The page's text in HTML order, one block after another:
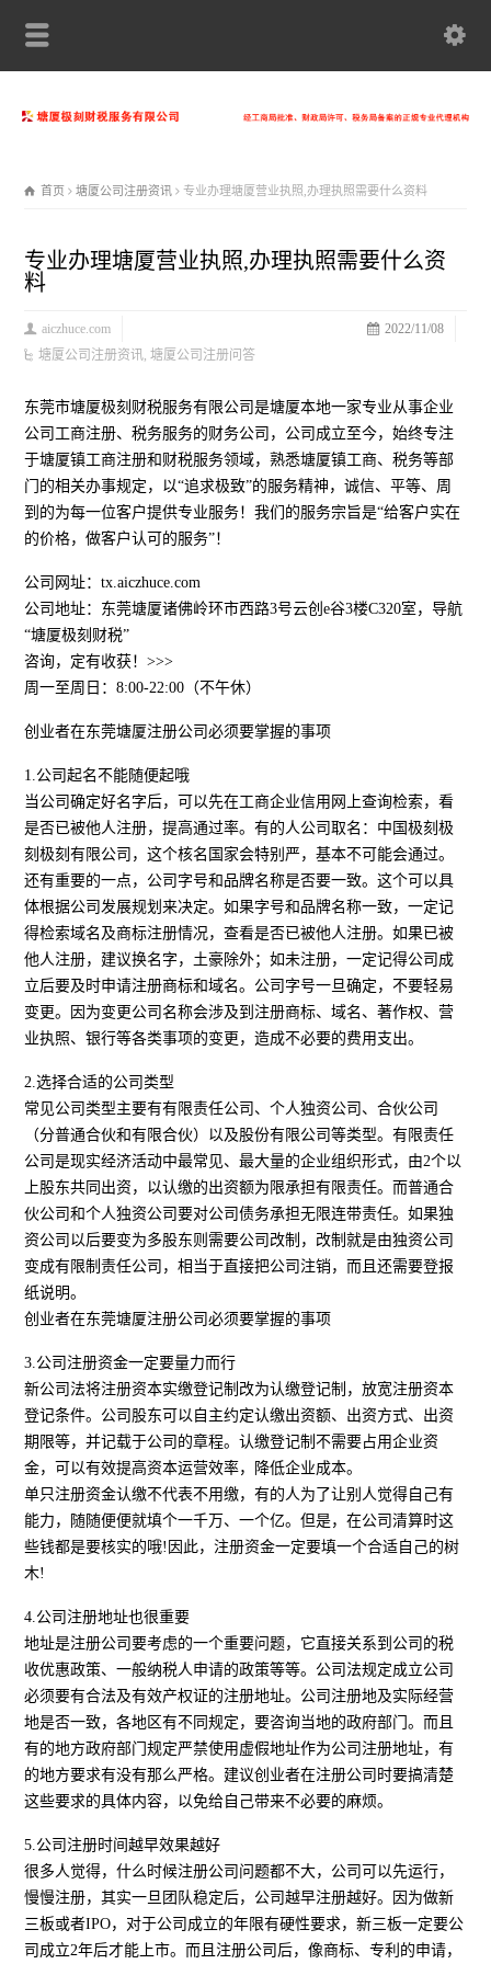
首页 塘厦公司注册资讯 专业办理塘厦营业执照,办理执照需要什么资料
专业办理塘厦营业执照,办理执照需要什么资
料
2022/11/08
aiczhuce.com
塘厦公司注册资讯,塘厦公司注册问答
东莞市塘厦极刻财税服务有限公司是塘厦本地一家专业从事企业
公司工商注册、税务服务的财务公司，公司成立至今，始终专注
于塘厦镇工商注册和财税服务领域，熟悉塘厦镇工商、税务等部
门的相关办事规定，以“追求极致”的服务精神，诚信、平等、周
到的为每一位客户提供专业服务！我们的服务宗旨是“给客户实在
的价格，做客户认可的服务”！
公司网址：tx.aiczhuce.com
公司地址：东莞塘厦诸佛岭环市西路3号云创e谷3楼C320室，导航
“塘厦极刻财税”
咨询，定有收获！>>>
周一至周日：8:00-22:00（不午休）
创业者在东莞塘厦注册公司必须要掌握的事项
1.公司起名不能随便起哦
当公司确定好名字后，可以先在工商企业信用网上查询检索，看
是否已被他人注册，提高通过率。有的人公司取名：中国极刻极
刻极刻有限公司，这个核名国家会特别严，基本不可能会通过。
还有重要的一点，公司字号和品牌名称是否要一致。这个可以具
体根据公司发展规划来决定。如果字号和品牌名称一致，一定记
得检索域名及商标注册情况，查看是否已被他人注册。如果已被
他人注册，建议换名字，土豪除外；如未注册，一定记得公司成
立后要及时申请注册商标和域名。公司字号一旦确定，不要轻易
变更。因为变更公司名称会涉及到注册商标、域名、著作权、营
业执照、银行等各类事项的变更，造成不必要的费用支出。
2.选择合适的公司类型
常见公司类型主要有有限责任公司、个人独资公司、合伙公司
（分普通合伙和有限合伙）以及股份有限公司等类型。有限责任
公司是现实经济活动中最常见、最大量的企业组织形式，由2个以
上股东共同出资，以认缴的出资额为限承担有限责任。而普通合
伙公司和个人独资公司要对公司债务承担无限连带责任。如果独
资公司以后要变为多股东则需要公司改制，改制就是由独资公司
变成有限制责任公司，相当于直接把公司注销，而且还需要登报
纸说明。
创业者在东莞塘厦注册公司必须要掌握的事项
3.公司注册资金一定要量力而行
新公司法将注册资本实缴登记制改为认缴登记制，放宽注册资本
登记条件。公司股东可以自主约定认缴出资额、出资方式、出资
期限等，并记载于公司的章程。认缴登记制不需要占用企业资
金，可以有效提高资本运营效率，降低企业成本。
单只注册资金认缴不代表不用缴，有的人为了让别人觉得自己有
能力，随随便便就填个一千万、一个亿。但是，在公司清算时这
些钱都是要核实的哦!因此，注册资金一定要填一个合适自己的树
木!
4.公司注册地址也很重要
地址是注册公司要考虑的一个重要问题，它直接关系到公司的税
收优惠政策、一般纳税人申请的政策等等。公司法规定成立公司
必须要有合法及有效产权证的注册地址。公司注册地及实际经营
地是否一致，各地区有不同规定，要咨询当地的政府部门。而且
有的地方政府部门规定严禁使用虚假地址作为公司注册地址，有
的地方要求有没有那么严格。建议创业者在注册公司时要搞清楚
这些要求的具体内容，以免给自己带来不必要的麻烦。
5.公司注册时间越早效果越好
很多人觉得，什么时候注册公司问题都不大，公司可以先运行，
慢慢注册，其实一旦团队稳定后，公司越早注册越好。因为做新
三板或者IPO，对于公司成立的年限有硬性要求，新三板一定要公
司成立2年后才能上市。而且注册公司后，像商标、专利的申请，